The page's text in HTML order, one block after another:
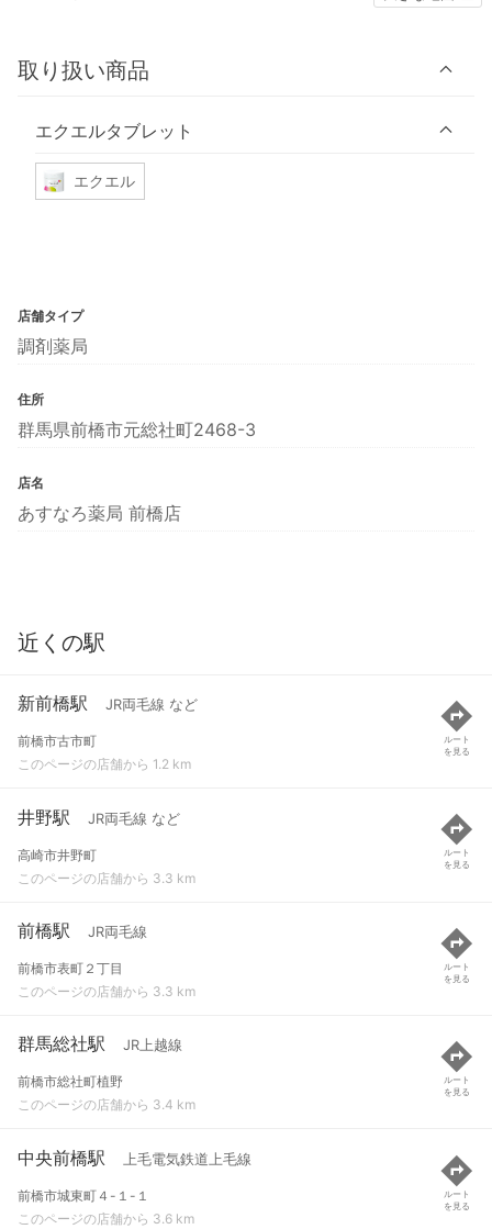
取り扱い商品
エクエルタブレット
エクエル
店舗タイプ
調剤薬局
住所
群馬県前橋市元総社町2468-3
店名
あすなろ薬局 前橋店
近くの駅
新前橋駅 JR両毛線 など
前橋市古市町
このページの店舗から 1.2 km
ルート
を見る
井野駅 JR両毛線 など
高崎市井野町
このページの店舗から 3.3 km
ルート
を見る
前橋駅 JR両毛線
前橋市表町２丁目
このページの店舗から 3.3 km
ルート
を見る
群馬総社駅 JR上越線
前橋市総社町植野
このページの店舗から 3.4 km
ルート
を見る
中央前橋駅 上毛電気鉄道上毛線
前橋市城東町４-１-１
このページの店舗から 3.6 km
ルート
を見る